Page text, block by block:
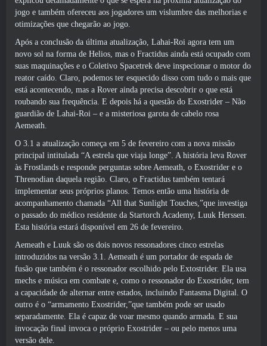
jogo e também ofereceu aos jogadores um vislumbre das melhorias e
otimizações que chegarão ao jogo.
Após a conclusão da última atualização, Lahai-Roi agora tem um
novo sol na forma de Helios, mas o Fractidus ainda está ocupado com
suas maquinações e o Coletivo Spacetrek deve inspecionar o motor do
reator caído. Claro, podemos ter esquecido disso com tudo o mais que
está acontecendo, mas a Rover ainda precisa descobrir o que está
roubando sua frequência. E depois há a questão do Exostrider – Não
guardião de Lahai-Roi – e a misteriosa garota de cabelo rosa
Aemeath.
O 3.1 a atualização começa em 5 de fevereiro com a nova missão
principal intitulada “A estrela que viaja longe”. A história leva Rover
às Frostlands e responde perguntas sobre Aemeath, o Exostrider e o
Threnodian daquela região. Claro, o Fractidus também tentará
implementar seus próprios planos. Temos então uma história de
acompanhamento chamada “All that Sunlight Touches,”que investiga
o passado do médico residente da Startorch Academy, Luuk Herssen.
Esta história estará disponível em 26 de fevereiro.
Aemeath e Luuk são os dois novos ressonadores cinco estrelas
introduzidos na versão 3.1. Aemeath é um portador de espada de
fusão que também é o ressonador escolhido pelo Extostrider. Ela usa
mechs e música em combate e, como o ressonador do Exostrider, tem
a capacidade de alternar entre estados, incluindo Fantasma Digital. O
outro é o “armamento Exostrider,”que também pode ser usado
separadamente. Ela é capaz de voar mesmo quando armada. E sua
invocação final invoca o próprio Exostrider – ou pelo menos uma
versão dele.